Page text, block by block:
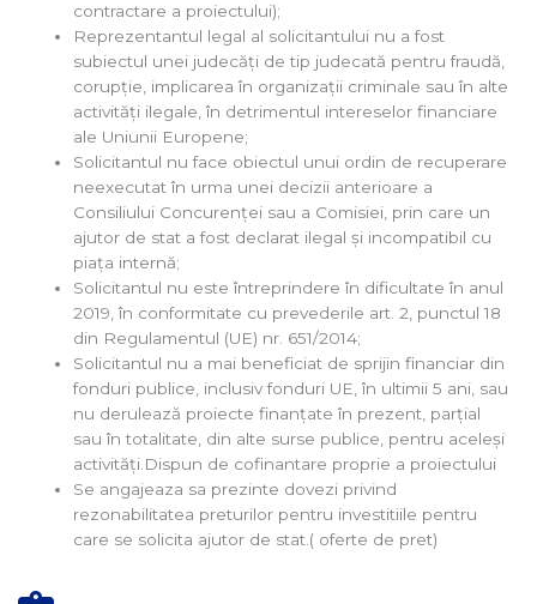
contractare a proiectului);
Reprezentantul legal al solicitantului nu a fost
subiectul unei judecăți de tip judecată pentru fraudă,
corupție, implicarea în organizații criminale sau în alte
activități ilegale, în detrimentul intereselor financiare
ale Uniunii Europene;
Solicitantul nu face obiectul unui ordin de recuperare
neexecutat în urma unei decizii anterioare a
Consiliului Concurenței sau a Comisiei, prin care un
ajutor de stat a fost declarat ilegal și incompatibil cu
piața internă;
Solicitantul nu este întreprindere în dificultate în anul
2019, în conformitate cu prevederile art. 2, punctul 18
din Regulamentul (UE) nr. 651/2014;
Solicitantul nu a mai beneficiat de sprijin financiar din
fonduri publice, inclusiv fonduri UE, în ultimii 5 ani, sau
nu derulează proiecte finanțate în prezent, parțial
sau în totalitate, din alte surse publice, pentru aceleși
activități.Dispun de cofinantare proprie a proiectului
Se angajeaza sa prezinte dovezi privind
rezonabilitatea preturilor pentru investitiile pentru
care se solicita ajutor de stat.( oferte de pret)